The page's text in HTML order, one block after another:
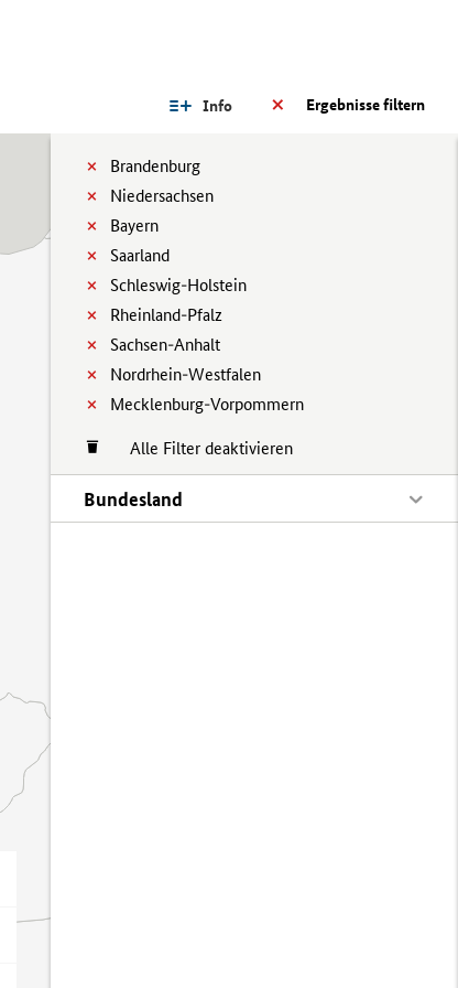
Ergebnisse filtern
Info
Brandenburg
Niedersachsen
Bayern
Saarland
Schleswig-Holstein
Rheinland-Pfalz
Sachsen-Anhalt
Nordrhein-Westfalen
Mecklenburg-Vorpommern
Alle Filter deaktivieren
Bundesland